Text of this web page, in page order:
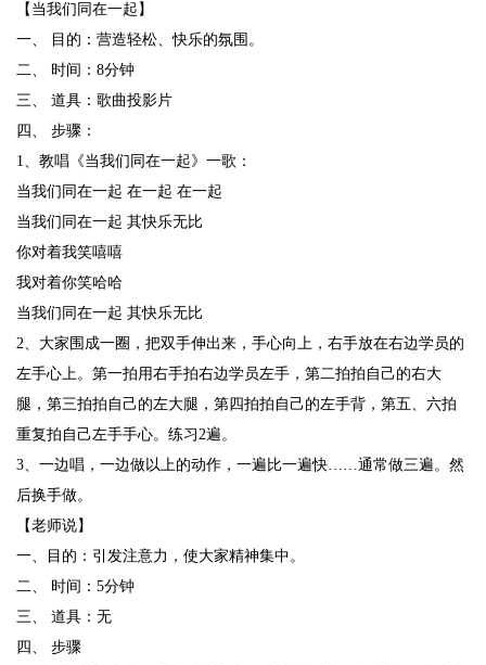
【当我们同在一起】
一、 目的：营造轻松、快乐的氛围。
二、 时间：8分钟
三、 道具：歌曲投影片
四、 步骤：
1、教唱《当我们同在一起》一歌：
当我们同在一起 在一起 在一起
当我们同在一起 其快乐无比
你对着我笑嘻嘻
我对着你笑哈哈
当我们同在一起 其快乐无比
2、大家围成一圈，把双手伸出来，手心向上，右手放在右边学员的
左手心上。第一拍用右手拍右边学员左手，第二拍拍自己的右大
腿，第三拍拍自己的左大腿，第四拍拍自己的左手背，第五、六拍
重复拍自己左手手心。练习2遍。
3、一边唱，一边做以上的动作，一遍比一遍快……通常做三遍。然
后换手做。
【老师说】
一、目的：引发注意力，使大家精神集中。
二、 时间：5分钟
三、 道具：无
四、 步骤